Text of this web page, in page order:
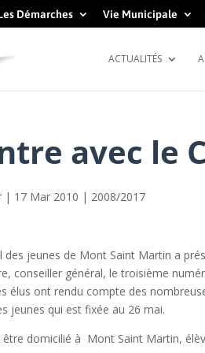
Démarches Vie Municipale
ACTUALITÉS
avec le
| 17 Mar 2010 | 2008/2017
des jeunes de Mont Saint Martin a
conseiller général, le troisième
élus ont rendu compte des
jeunes qui est fixée au 26 mai.
domicilié à Mont Saint Martin,